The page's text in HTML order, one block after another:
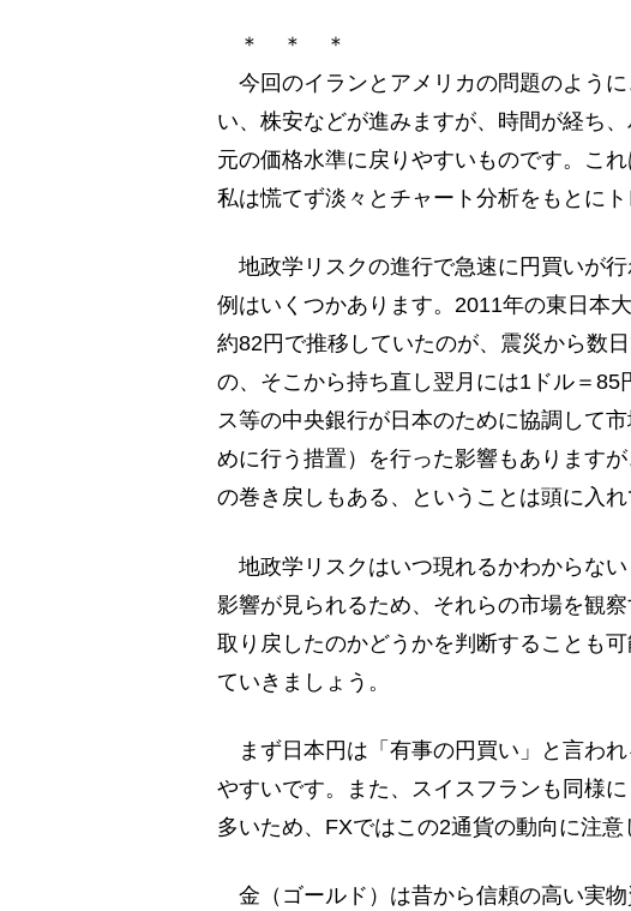
＊ ＊ ＊
今回のイランとアメリカの問題のよう
い、株安などが進みますが、時間が経ち
元の価格水準に戻りやすいものです。こ
私は慌てず淡々とチャート分析をもとに
地政学リスクの進行で急速に円買いが
例はいくつかあります。2011年の東日本
約82円で推移していたのが、震災から数
の、そこから持ち直し翌月には1ドル＝
ス等の中央銀行が日本のために協調して
めに行う措置）を行った影響もあります
の巻き戻しもある、ということは頭に入れ
地政学リスクはいつ現れるかわからな
影響が見られるため、それらの市場を観
取り戻したのかどうかを判断することも
ていきましょう。
まず日本円は「有事の円買い」と言わ
やすいです。また、スイスフランも同様
多いため、FXではこの2通貨の動向に注意
金（ゴールド）は昔から信頼の高い実